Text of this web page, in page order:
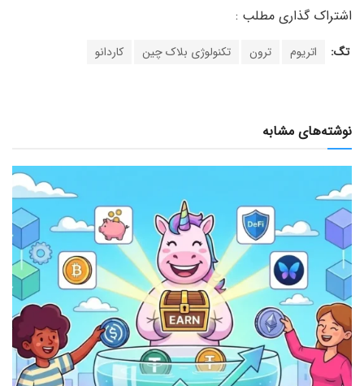
تگ: اتریوم ترون تکنولوژی بلاک چین کاردانو
نوشته‌های مشابه